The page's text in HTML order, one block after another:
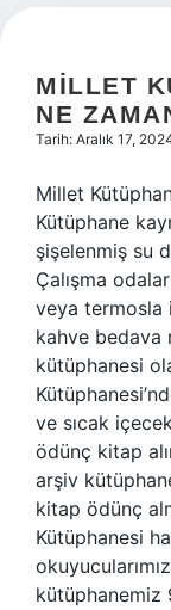
MILLET
NE
Tarih: Aralık 17,
Millet
Kütüphane
şişelenmiş su
Çalışma
veya termosla
kahve bedava
kütüphanesi
ve sıcak
ödünç kitap
arşiv
kitap ödünç
Kütüphanesi
kütüphanemiz